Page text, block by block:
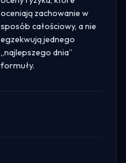
oceniają zachowanie w
sposób całościowy, a nie
egzekwują jednego
„najlepszego dnia”
formuły.